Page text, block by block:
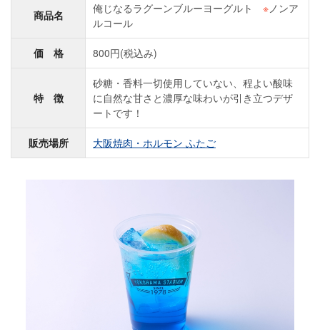
商品名 俺じなるラグーンブルーヨーグルト ※ノンア
ルコール
価 格 800円(税込み)
特 徴
砂糖・香料一切使用していない、程よい酸味
に自然な甘さと濃厚な味わいが引き立つデザ
ートです！
販売場所 大阪焼肉・ホルモン ふたご